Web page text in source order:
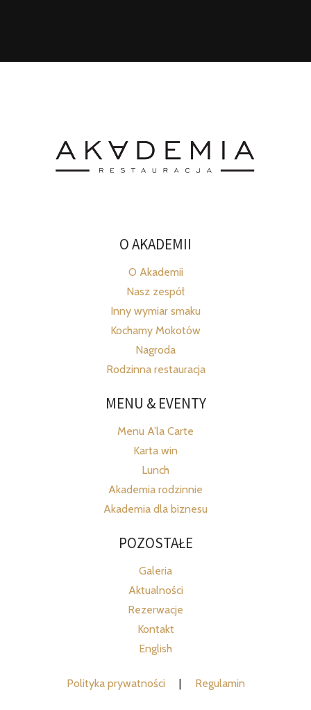
O AKADEMII
O Akademii
Nasz zespół
Inny wymiar smaku
Kochamy Mokotów
Nagroda
Rodzinna restauracja
MENU & EVENTY
Menu A’la Carte
Karta win
Lunch
Akademia rodzinnie
Akademia dla biznesu
POZOSTAŁE
Galeria
Aktualności
Rezerwacje
Kontakt
English
Polityka prywatności Regulamin